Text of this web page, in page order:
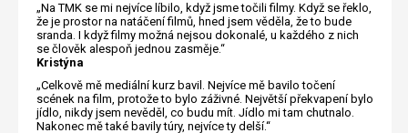
„Na TMK se mi nejvíce líbilo, když jsme točili filmy. Když se řeklo,
že je prostor na natáčení filmů, hned jsem věděla, že to bude
sranda. I když filmy možná nejsou dokonalé, u každého z nich
se člověk alespoň jednou zasměje.“
Kristýna
„Celkově mě mediální kurz bavil. Nejvíce mě bavilo točení
scének na film, protože to bylo záživné. Největší překvapení bylo
jídlo, nikdy jsem nevěděl, co budu mít. Jídlo mi tam chutnalo.
Nakonec mě také bavily túry, nejvíce ty delší.“